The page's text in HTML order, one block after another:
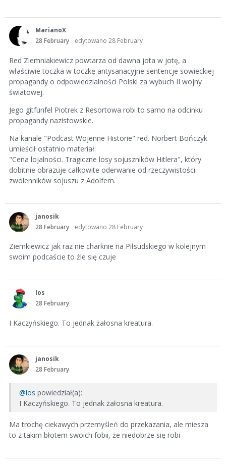
MarianoX
28 February
edytowano 28 February
Red Ziemniakiewicz powtarza od dawna jota w jotę, a
właściwie toczka w toczkę antysanacyjne sentencje sowieckiej
propagandy o odpowiedzialności Polski za wybuch II wojny
światowej.
Jego gitfunfel Piotrek z Resortowa robi to samo na odcinku
propagandy nazistowskie.
Na kanale "Podcast Wojenne Historie" red. Norbert Bończyk
umieścił ostatnio materiał:
"Cena lojalności. Tragiczne losy sojuszników Hitlera", który
dobitnie obrazuje całkowite oderwanie od rzeczywistości
zwolenników sojuszu z Adolfem.
janosik
28 February
edytowano 28 February
Ziemkiewicz jak raz nie charknie na Piłsudskiego w kolejnym
swoim podcaście to źle się czuje
los
28 February
I Kaczyńskiego. To jednak żałosna kreatura.
janosik
28 February
@los powiedział(a):
I Kaczyńskiego. To jednak żałosna kreatura.
Ma trochę ciekawych przemyśleń do przekazania, ale miesza
to z takim błotem swoich fobii, że niedobrze się robi